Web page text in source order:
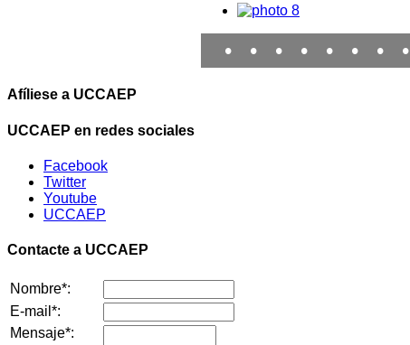
• • • • • • • •
Afíliese a UCCAEP
UCCAEP en redes sociales
Facebook
Twitter
Youtube
UCCAEP
Contacte a UCCAEP
Nombre*:
E-mail*:
Mensaje*: